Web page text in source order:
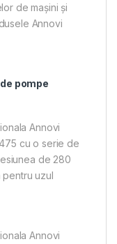
de mașini și
Annovi
pompe
Annovi
cu o serie de
de 280
uzul
Annovi